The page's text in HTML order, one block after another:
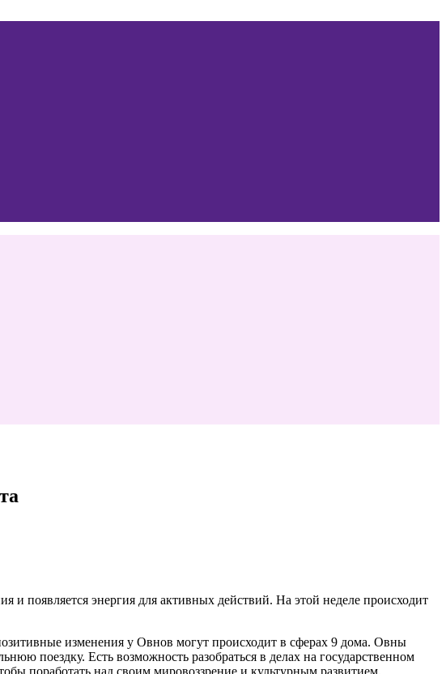
появляется энергия для активных действий. На этой неделе происходит
изменения у Овнов могут происходит в сферах 9 дома. Овны
поездку. Есть возможность разобраться в делах на государственном
поработать над своим мировоззрение и культурным развитием.